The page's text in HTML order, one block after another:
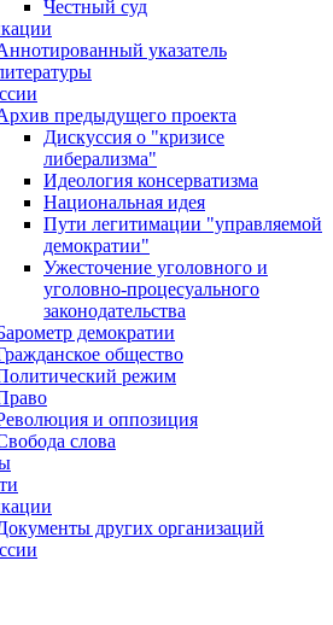
Честный суд
указатель
предыдущего проекта
Дискуссия о "кризисе
либерализма"
Идеология консерватизма
Национальная идея
Пути легитимации "управляемой
демократии"
Ужесточение уголовного и
уголовно-процесуального
законодательства
демократии
общество
режим
и оппозиция
слова
других организаций